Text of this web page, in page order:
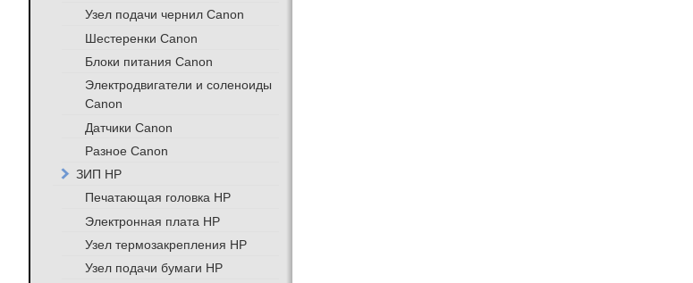
Узел подачи чернил Canon
Шестеренки Canon
Блоки питания Canon
Электродвигатели и соленоиды
Canon
Датчики Canon
Разное Canon
ЗИП HP
Печатающая головка HP
Электронная плата HP
Узел термозакрепления HP
Узел подачи бумаги HP